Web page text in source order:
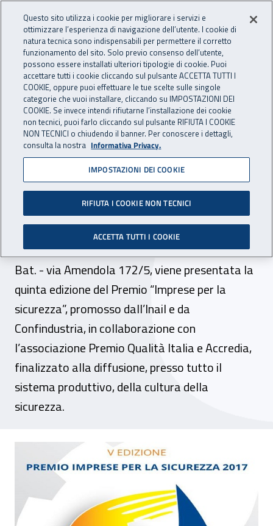
INAIL - Istituto Nazionale
Apri cerca
Navigazione principale
Navigazione - Ti trovi in:
Home Inail comunica News
14 giugno 2017
Bari, V edizione del Premio
imprese per la sicurezza
Il 15 giugno 2017, a Bari, a partire dalle ore
14.00, presso la sede di Confindustria Bari e
Bat. - via Amendola 172/5, viene presentata la
quinta edizione del Premio “Imprese per la
sicurezza”, promosso dall’Inail e da
Confindustria, in collaborazione con
l’associazione Premio Qualità Italia e Accredia,
finalizzato alla diffusione, presso tutto il
sistema produttivo, della cultura della
sicurezza.
Bari, V edizione del Premio imprese per
Questo sito utilizza i cookie per migliorare i servizi e
ottimizzare l’esperienza di navigazione dell’utente. I cookie di
natura tecnica sono indispensabili per permettere il corretto
funzionamento del sito. Solo previo consenso dell’utente,
possono essere installati ulteriori tipologie di cookie. Puoi
accettare tutti i cookie cliccando sul pulsante ACCETTA TUTTI I
COOKIE, oppure puoi effettuare le tue scelte sulle singole
categorie che vuoi installare, cliccando su IMPOSTAZIONI DEI
COOKIE. Se invece intendi rifiutarne l’installazione dei cookie
non tecnici, puoi farlo cliccando sul pulsante RIFIUTA I COOKIE
NON TECNICI o chiudendo il banner. Per conoscere i dettagli,
consulta la nostra Informativa Privacy.
IMPOSTAZIONI DEI COOKIE
RIFIUTA I COOKIE NON TECNICI
ACCETTA TUTTI I COOKIE